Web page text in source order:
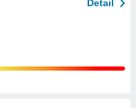
Detail